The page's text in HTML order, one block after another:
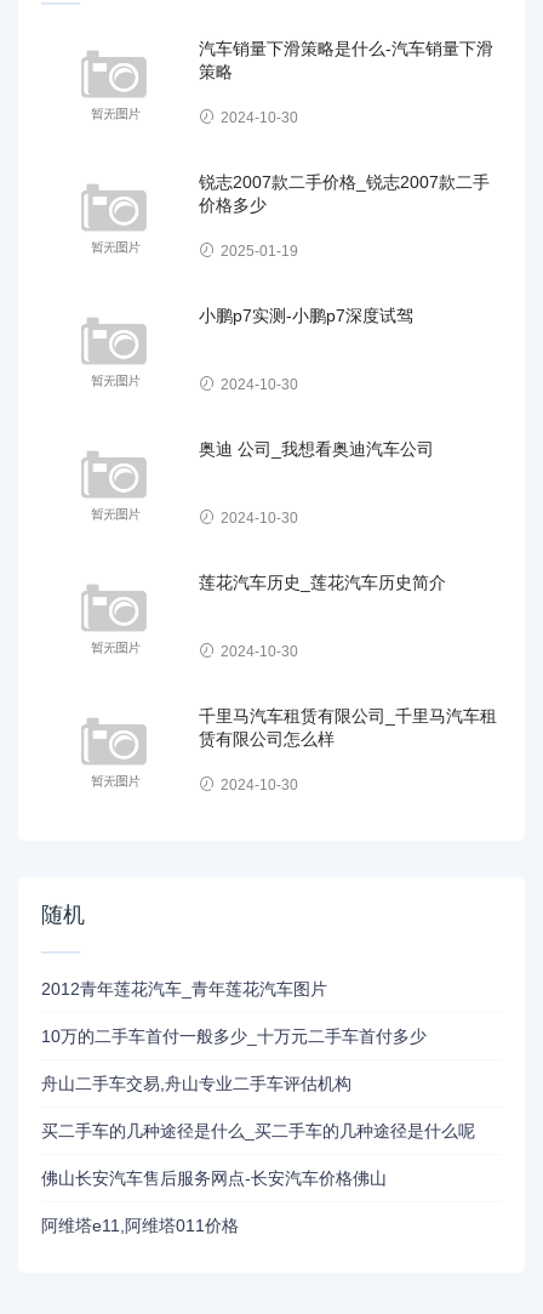
汽车销量下滑策略是什么-汽车销量下滑
策略
2024-10-30
锐志2007款二手价格_锐志2007款二手
价格多少
2025-01-19
小鹏p7实测-小鹏p7深度试驾
2024-10-30
奥迪 公司_我想看奥迪汽车公司
2024-10-30
莲花汽车历史_莲花汽车历史简介
2024-10-30
千里马汽车租赁有限公司_千里马汽车租
赁有限公司怎么样
2024-10-30
随机
2012青年莲花汽车_青年莲花汽车图片
10万的二手车首付一般多少_十万元二手车首付多少
舟山二手车交易,舟山专业二手车评估机构
买二手车的几种途径是什么_买二手车的几种途径是什么呢
佛山长安汽车售后服务网点-长安汽车价格佛山
阿维塔e11,阿维塔011价格